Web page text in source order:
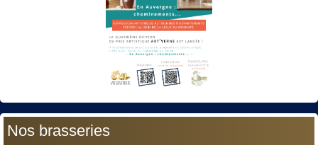
Nos brasseries